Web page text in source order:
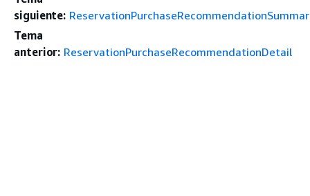
siguiente:
Tema
anterior: ReservationPurchaseRecommendationDetail